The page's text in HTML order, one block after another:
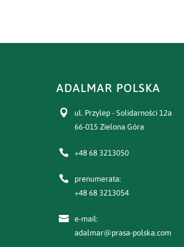
ADALMAR POLSKA
ul. Przylep - Solidarności 12a
66-015 Zielona Góra
+48 68 3213050
prenumerata:
+48 68 3213054
e-mail:
adalmar@prasa-polska.com